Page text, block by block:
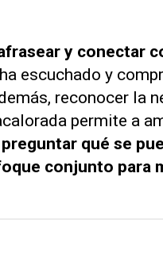
y conectar
escuchado y
reconocer la
permite a
preguntar qué se
conjunto para